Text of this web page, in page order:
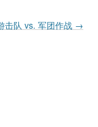
击队 vs. 军团作战 →